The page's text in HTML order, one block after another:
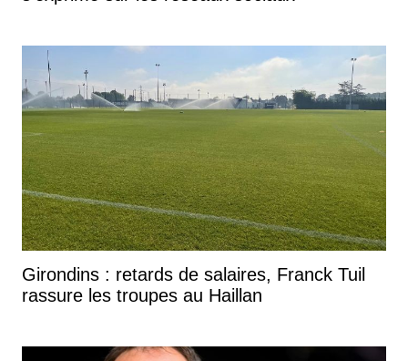
Girondins : retards de salaires, Franck Tuil
rassure les troupes au Haillan